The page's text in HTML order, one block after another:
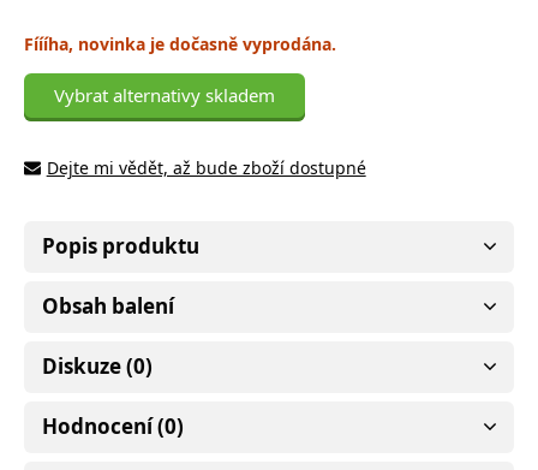
Fíííha, novinka je dočasně vyprodána.
Vybrat alternativy skladem
Dejte mi vědět, až bude zboží dostupné
Popis produktu
Obsah balení
Diskuze (0)
Hodnocení (0)